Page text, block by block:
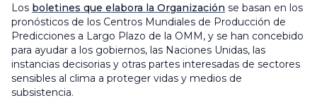
Los boletines que elabora la Organización se basan en los
pronósticos de los Centros Mundiales de Producción de
Predicciones a Largo Plazo de la OMM, y se han concebido
para ayudar a los gobiernos, las Naciones Unidas, las
instancias decisorias y otras partes interesadas de sectores
sensibles al clima a proteger vidas y medios de
subsistencia.